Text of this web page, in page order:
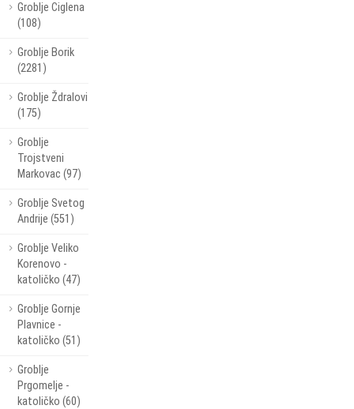
Groblje Ciglena
(108)
Groblje Borik
(2281)
Groblje Ždralovi
(175)
Groblje
Trojstveni
Markovac (97)
Groblje Svetog
Andrije (551)
Groblje Veliko
Korenovo -
katoličko (47)
Groblje Gornje
Plavnice -
katoličko (51)
Groblje
Prgomelje -
katoličko (60)